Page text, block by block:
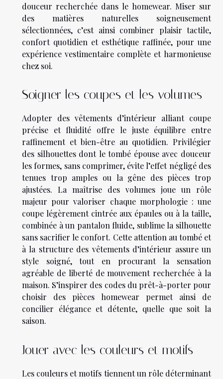
douceur recherchée dans le homewear. Miser sur
des matières naturelles soigneusement
sélectionnées, c’est ainsi combiner plaisir tactile,
confort quotidien et esthétique raffinée, pour une
expérience vestimentaire complète et harmonieuse
chez soi.
Soigner les coupes et les volumes
Adopter des vêtements d’intérieur alliant coupe
précise et fluidité offre le juste équilibre entre
raffinement et bien-être au quotidien. Privilégier
des silhouettes dont le tombé épouse avec douceur
les formes, sans comprimer, évite l’effet négligé des
tenues trop amples ou la gêne des pièces trop
ajustées. La maîtrise des volumes joue un rôle
majeur pour valoriser chaque morphologie : une
coupe légèrement cintrée aux épaules ou à la taille,
combinée à un pantalon fluide, sublime la silhouette
sans sacrifier le confort. Cette attention au tombé et
à la structure des vêtements d’intérieur assure un
style soigné, tout en procurant la sensation
agréable de liberté de mouvement recherchée à la
maison. S’inspirer des codes du prêt-à-porter pour
choisir des pièces homewear permet ainsi de
concilier élégance et détente, quelle que soit la
saison.
Jouer avec les couleurs et motifs
Les couleurs et motifs tiennent un rôle déterminant